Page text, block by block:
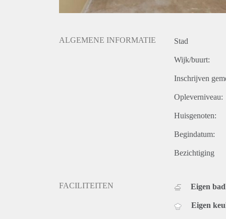
ALGEMENE INFORMATIE Stad
Wijk/buurt:
Inschrijven
Opleverniveau:
Huisgenoten:
Begindatum:
Bezichtiging
FACILITEITEN Eigen
Eigen